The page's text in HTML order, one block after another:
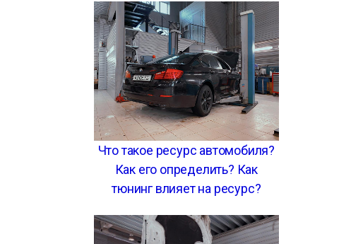
Что такое ресурс автомобиля?
Как его определить? Как
тюнинг влияет на ресурс?